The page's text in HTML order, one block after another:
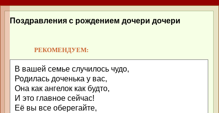
РОЖДЕНИЯ, ЮБИЛЕЕМ
Поздравления с рождением дочери дочери
РЕКОМЕНДУЕМ:
В вашей семье случилось чудо,
Родилась доченька у вас,
Она как ангелок как будто,
И это главное сейчас!
Её вы все оберегайте,